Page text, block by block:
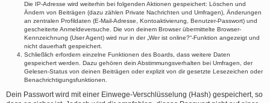
Die IP-Adresse wird weiterhin bei folgenden Aktionen gespeichert: Löschen und
Ändern von Beiträgen (dazu zählen Private Nachrichten und Umfragen), Änderungen
an zentralen Profildaten (E-Mail-Adresse, Kontoaktivierung, Benutzer-Passwort) und
gescheiterte Anmeldeversuche. Die von deinem Browser übermittelte Browser-
Kennzeichnung (User Agent) wird nur in der „Wer ist online?“-Funktion angezeigt und
nicht dauerhaft gespeichert.
Schließlich erfordern einzelne Funktionen des Boards, dass weitere Daten
gespeichert werden. Dazu gehören dein Abstimmungsverhalten bei Umfragen, der
Gelesen-Status von deinen Beiträgen oder explizit von dir gesetzte Lesezeichen oder
Benachrichtigungsfunktionen.
Dein Passwort wird mit einer Einwege-Verschlüsselung (Hash) gespeichert, so